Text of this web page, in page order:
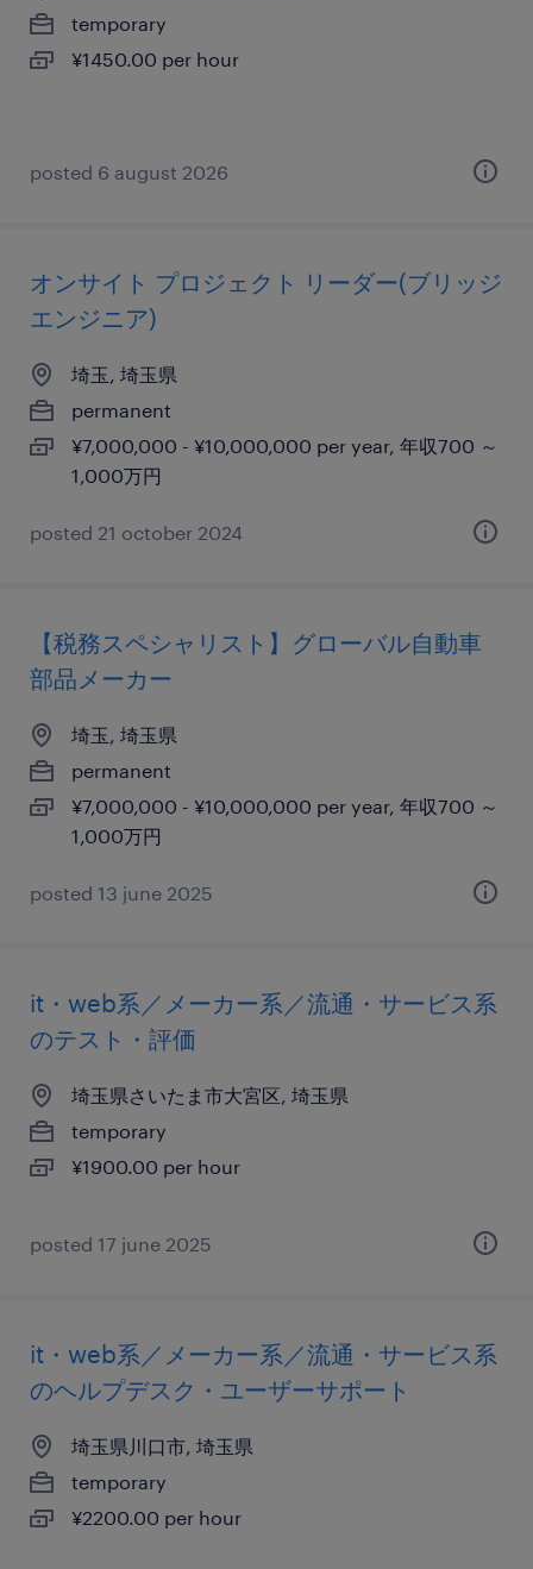
temporary
¥1450.00 per hour
posted 6 august 2026
オンサイト プロジェクト リーダー(ブリッジ
エンジニア)
埼玉, 埼玉県
permanent
¥7,000,000 - ¥10,000,000 per year, 年収700 ～
1,000万円
posted 21 october 2024
【税務スペシャリスト】グローバル自動車
部品メーカー
埼玉, 埼玉県
permanent
¥7,000,000 - ¥10,000,000 per year, 年収700 ～
1,000万円
posted 13 june 2025
it・web系／メーカー系／流通・サービス系
のテスト・評価
埼玉県さいたま市大宮区, 埼玉県
temporary
¥1900.00 per hour
posted 17 june 2025
it・web系／メーカー系／流通・サービス系
のヘルプデスク・ユーザーサポート
埼玉県川口市, 埼玉県
temporary
¥2200.00 per hour